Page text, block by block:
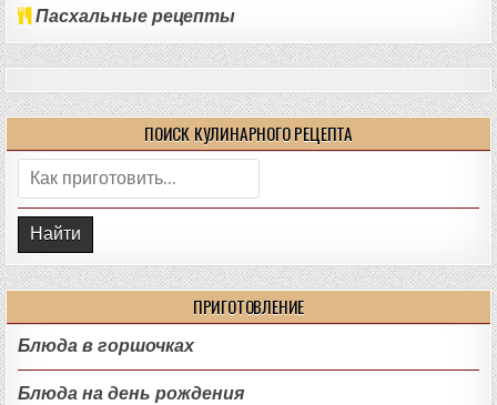
Пасхальные рецепты
ПОИСК КУЛИНАРНОГО РЕЦЕПТА
Поиск:
ПРИГОТОВЛЕНИЕ
Блюда в горшочках
Блюда на день рождения